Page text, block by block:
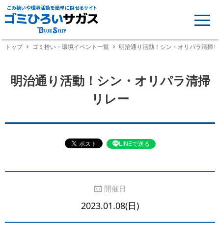
ごみ拾いや環境活動を簡単に探せるサイト
トップ ゴミ拾い・環境イベント一覧 明治通り活動！シン・オリパラ清掃
明治通り活動！シン・オリパラ清掃
リレー
LINEで送る
開催日
2023.01.08(日)